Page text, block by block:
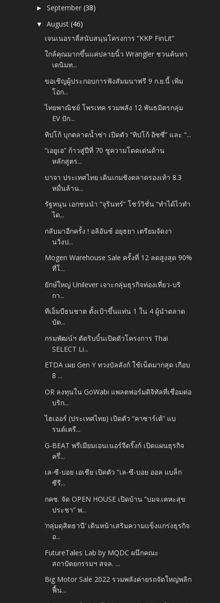
►September(38)
▼August(46)
เจนเนอราลี่สนับสนุนโครงการ “KKP FinLit”
ใกล้คุณมากขึ้นแค่ปลายนิ้ว Wrangler ชวนค้นหา
เดนิมท...
ขอเชิญผู้ประกอบการฟังสัมมนาฟรี 9 ก.ย.นี้ เพิ่ม
โอก...
ไทยพาณิชย์ โพรเทค รวมพลัง 12 พันธมิตรกลุ่ม
EV ปัก...
ทิปโก้ บุกตลาดน้ำซ่า เปิดตัว “ทิปโก้ อิซซี่” และ “...
“เอยูเอ” ก้าวสู่ปีที่ 70 ชูความโดดเด่นด้าน
หลักสูตร...
บาจา ประเทศไทย เดินเกมชิงตลาดรองเท้า 8.3
หมื่นล้าน...
รัฐหนุน เอกชนนำ “จุรินทร์” โชว์วิชั่น “ทำได้ไวทำ
ได...
กลับมาอีกครั้ง ! อลิอันซ์ อยุธยา เตรียมจัดงา
นวิ่งป...
Mogen Warehouse Sale ครั้งที่ 12 ลดสูงสุด 90%
ที่โ...
ยักษ์ใหญ่ Unilever เจาะกลุ่มธุรกิจท่องเที่ยว-บริ
กา...
ทีเอ็มบีธนชาต ตั้งเป้าขึ้นแท่น 1 ใน 4 ผู้นำตลาด
บัต...
กรมพัฒน์ฯ ตัดริบบิ้นเปิดตัวโครงการ Thai
SELECT Li...
ETDA เผย Gen Y ทวงบัลลังก์ ใช้เน็ตมากสุด เกือบ
8 ...
OR ลงทุนใน GoWabi แพลตฟอร์มดิจิทัลที่เชื่อมต่อ
บริก...
ไฮเออร์ (ประเทศไทย) เปิดตัว “คาซาร์เต้” แบ
รนด์เครื...
G-BEAT พรีเมียมเอนเนอร์จีดริ๊งก์ เปิดแผนธุรกิจ
ครึ่...
เล-ซี-บอย เอเชีย เปิดตัว “เล-ซี-บอย ออล แบล็ก
ซีรี...
กคช. จัด OPEN HOUSE เปิดบ้าน “บมจ.เคหะสุข
ประชา” พ...
‘กลุ่มดุสิตธานี’ เดินหน้าเสริมความแข็งแกร่งธุรกิจ
อ...
FutureTales Lab by MQDC ผนึกคณะ
สถาปัตยกรรมฯ สจล. ...
Big Motor Sale 2022 รวมพลังค่ายรถจัดใหญ่พลิก
ฟื้น...